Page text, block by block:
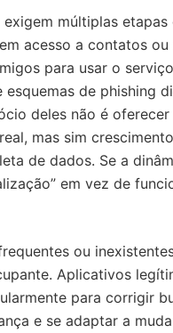
múltiplas etapas
acesso a contatos
para usar o
esquemas de phishing
deles não é oferecer
mas sim
de dados. Se a
em vez de
ou
Aplicativos
para corrigir
e se adaptar a